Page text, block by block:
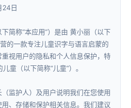
24日
下简称“本应用”）是由 黄小丽（以下
的一款专注儿童识字与语言启蒙的
视用户的隐私和个人信息保护，特
童（以下简称“儿童”）。
监护人）及用户说明我们在您使用
、存储和保护相关信息。我们建议